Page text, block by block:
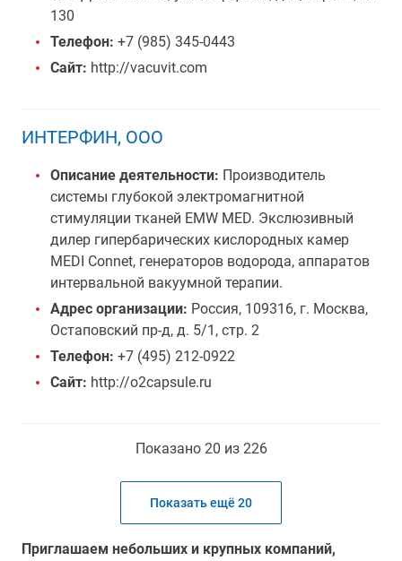
130
Телефон: +7 (985) 345-0443
Сайт: http://vacuvit.com
ИНТЕРФИН, ООО
Описание деятельности: Производитель
системы глубокой электромагнитной
стимуляции тканей EMW MED. Экслюзивный
дилер гипербарических кислородных камер
MEDI Connet, генераторов водорода, аппаратов
интервальной вакуумной терапии.
Адрес организации: Россия, 109316, г. Москва,
Остаповский пр-д, д. 5/1, стр. 2
Телефон: +7 (495) 212-0922
Сайт: http://o2capsule.ru
Показано 20 из 226
Показать ещё 20
Приглашаем небольших и крупных компаний,